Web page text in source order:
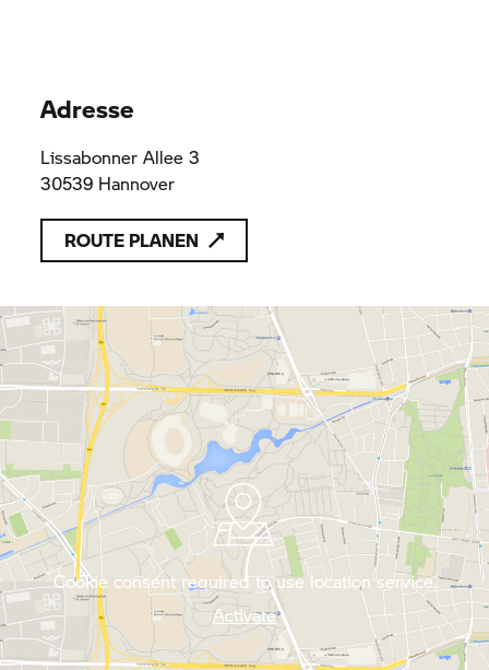
Adresse
Lissabonner Allee 3
30539 Hannover
ROUTE PLANEN
Cookie consent required to use location service.
Activate